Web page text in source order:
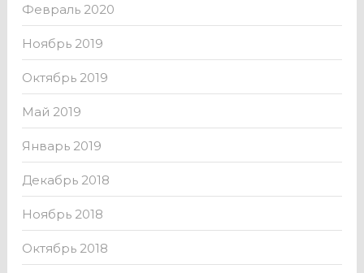
Февраль 2020
Ноябрь 2019
Октябрь 2019
Май 2019
Январь 2019
Декабрь 2018
Ноябрь 2018
Октябрь 2018